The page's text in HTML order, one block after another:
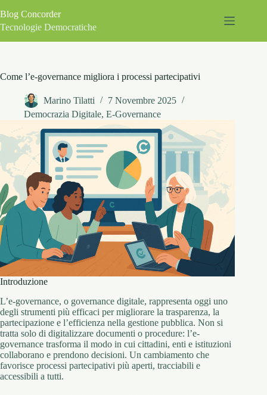
al
contenuto
Blog Concorder
Tecnologie Democratiche
Come l’e-governance migliora i processi partecipativi
Marino Tilatti
7 Novembre 2025
Democrazia Digitale, E-Governance
Introduzione
L’e-governance, o governance digitale, rappresenta oggi uno
degli strumenti più efficaci per migliorare la trasparenza, la
partecipazione e l’efficienza nella gestione pubblica. Non si
tratta solo di digitalizzare documenti o procedure: l’e-
governance trasforma il modo in cui cittadini, enti e istituzioni
collaborano e prendono decisioni. Un cambiamento che
favorisce processi partecipativi più aperti, tracciabili e
accessibili a tutti.